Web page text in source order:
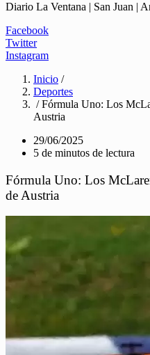
Diario La Ventana | San Juan |
Facebook
Twitter
Instagram
Inicio /
Deportes
/ Fórmula Uno: Los
Austria
29/06/2025
5 de minutos de lectura
Fórmula Uno: Los
de Austria